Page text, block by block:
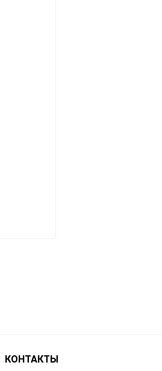
КОНТАКТЫ